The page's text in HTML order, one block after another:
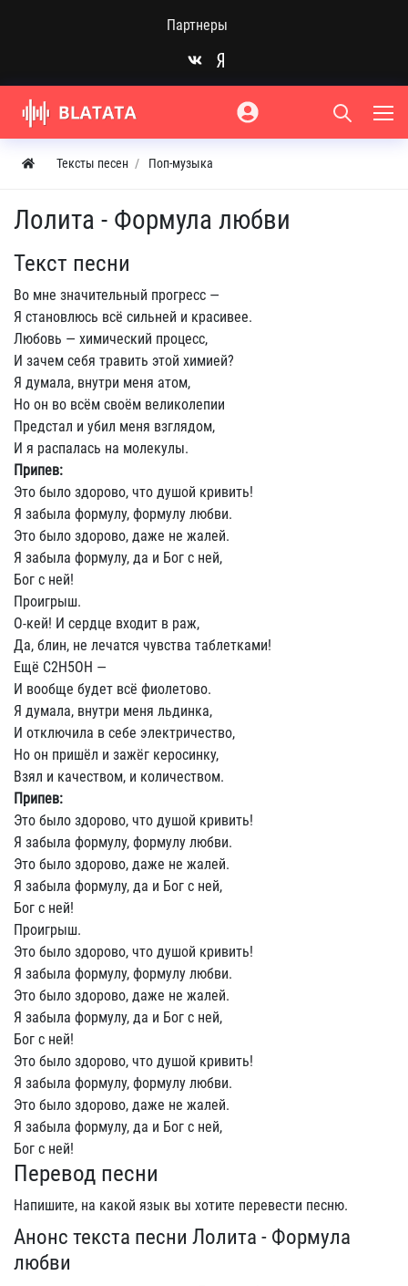
Партнеры
Тексты песен Поп-музыка
Лолита - Формула любви
Текст песни
Во мне значительный прогресс —
Я становлюсь всё сильней и красивее.
Любовь — химический процесс,
И зачем себя травить этой химией?
Я думала, внутри меня атом,
Но он во всём своём великолепии
Предстал и убил меня взглядом,
И я распалась на молекулы.
Припев:
Это было здорово, что душой кривить!
Я забыла формулу, формулу любви.
Это было здорово, даже не жалей.
Я забыла формулу, да и Бог с ней,
Бог с ней!
Проигрыш.
О-кей! И сердце входит в раж,
Да, блин, не лечатся чувства таблетками!
Ещё С2Н5ОН —
И вообще будет всё фиолетово.
Я думала, внутри меня льдинка,
И отключила в себе электричество,
Но он пришёл и зажёг керосинку,
Взял и качеством, и количеством.
Припев:
Это было здорово, что душой кривить!
Я забыла формулу, формулу любви.
Это было здорово, даже не жалей.
Я забыла формулу, да и Бог с ней,
Бог с ней!
Проигрыш.
Это было здорово, что душой кривить!
Я забыла формулу, формулу любви.
Это было здорово, даже не жалей.
Я забыла формулу, да и Бог с ней,
Бог с ней!
Это было здорово, что душой кривить!
Я забыла формулу, формулу любви.
Это было здорово, даже не жалей.
Я забыла формулу, да и Бог с ней,
Бог с ней!
Перевод песни
Напишите, на какой язык вы хотите перевести песню.
Анонс текста песни Лолита - Формула
любви